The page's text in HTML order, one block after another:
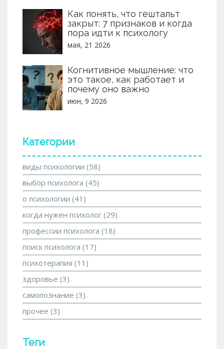
Как понять, что гештальт
закрыт: 7 признаков и когда
пора идти к психологу
мая, 21 2026
Когнитивное мышление: что
это такое, как работает и
почему оно важно
июн, 9 2026
Категории
виды психологии (58)
выбор психолога (45)
о психологии (41)
когда нужен психолог (29)
профессии психолога (18)
поиск психолога (17)
психотерапия (11)
здоровье (3)
самопознание (3)
прочее (3)
Теги